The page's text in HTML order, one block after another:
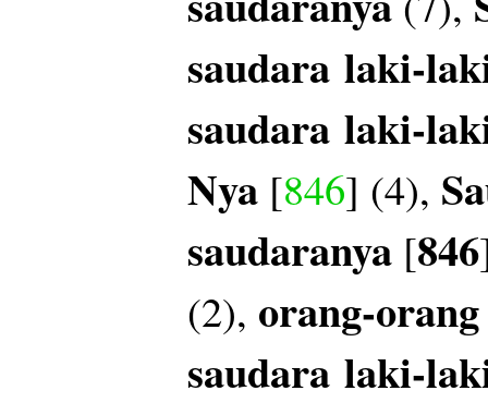
saudara laki-
saudara laki-
Nya [846] (4),
saudaranya [846
(2), orang-orang
saudara laki-